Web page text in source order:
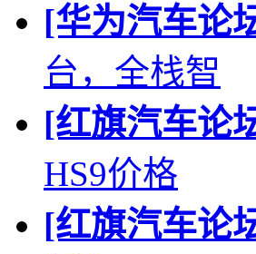
[华为汽车论
台，全栈智
[红旗汽车论
HS9价格
[红旗汽车论